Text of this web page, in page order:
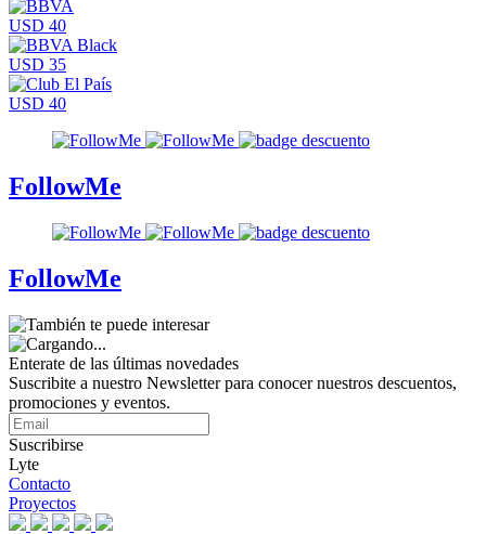
USD 40
USD 35
USD 40
FollowMe
FollowMe
Enterate de las últimas novedades
Suscribite a nuestro Newsletter para conocer nuestros descuentos,
promociones y eventos.
Suscribirse
Lyte
Contacto
Proyectos